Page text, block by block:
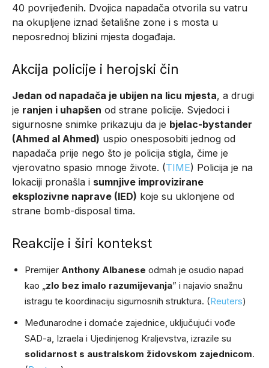
40 povrijeđenih. Dvojica napadača otvorila su vatru
na okupljene iznad šetališne zone i s mosta u
neposrednoj blizini mjesta događaja.
Akcija policije i herojski čin
Jedan od napadača je ubijen na licu mjesta, a drugi
je ranjen i uhapšen od strane policije. Svjedoci i
sigurnosne snimke prikazuju da je bjelac-bystander
(Ahmed al Ahmed) uspio onesposobiti jednog od
napadača prije nego što je policija stigla, čime je
vjerovatno spasio mnoge živote. (TIME) Policija je na
lokaciji pronašla i sumnjive improvizirane
eksplozivne naprave (IED) koje su uklonjene od
strane bomb-disposal tima.
Reakcije i širi kontekst
Premijer Anthony Albanese odmah je osudio napad
kao „ zlo bez imalo razumijevanja” i najavio snažnu
istragu te koordinaciju sigurnosnih struktura. (Reuters)
Međunarodne i domaće zajednice, uključujući vođe
SAD-a, Izraela i Ujedinjenog Kraljevstva, izrazile su
solidarnost s australskom židovskom zajednicom.